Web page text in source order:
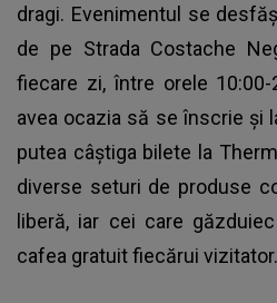
dragi. Evenimentul se
de pe Strada Costache
fiecare zi, între orele
avea ocazia să se înscrie și
putea câștiga bilete la
diverse seturi de produse
liberă, iar cei care
cafea gratuit fiecărui vizitator.